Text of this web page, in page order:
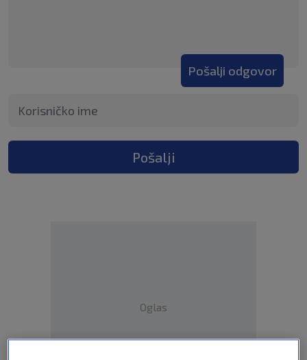
Pošalji odgovor
Pošalji
Oglas